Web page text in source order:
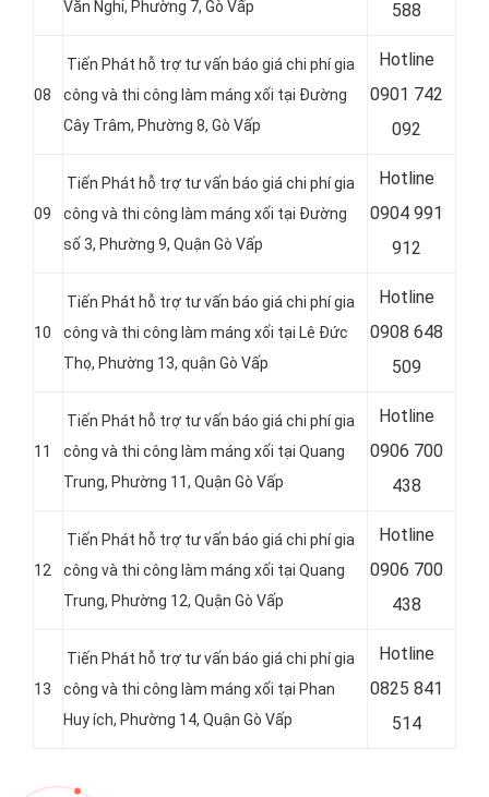
Văn Nghi, Phường 7, Gò Vấp
588
08
Tiến Phát hỗ trợ tư vấn báo giá chi phí gia
công và thi công làm máng xối tại Đường
Cây Trâm, Phường 8, Gò Vấp
Hotline
0901 742
092
09
Tiến Phát hỗ trợ tư vấn báo giá chi phí gia
công và thi công làm máng xối tại Đường
số 3, Phường 9, Quận Gò Vấp
Hotline
0904 991
912
10
Tiến Phát hỗ trợ tư vấn báo giá chi phí gia
công và thi công làm máng xối tại Lê Đức
Thọ, Phường 13, quận Gò Vấp
Hotline
0908 648
509
11
Tiến Phát hỗ trợ tư vấn báo giá chi phí gia
công và thi công làm máng xối tại Quang
Trung, Phường 11, Quận Gò Vấp
Hotline
0906 700
438
12
Tiến Phát hỗ trợ tư vấn báo giá chi phí gia
công và thi công làm máng xối tại Quang
Trung, Phường 12, Quận Gò Vấp
Hotline
0906 700
438
13
Tiến Phát hỗ trợ tư vấn báo giá chi phí gia
công và thi công làm máng xối tại Phan
Huy ích, Phường 14, Quận Gò Vấp
Hotline
0825 841
514